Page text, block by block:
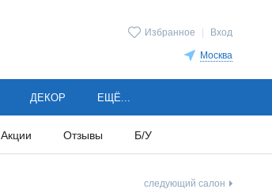
Избранное Вход
Москва
Акции Отзывы Б/У
ДЕКОР ЕЩЁ...
следующий салон